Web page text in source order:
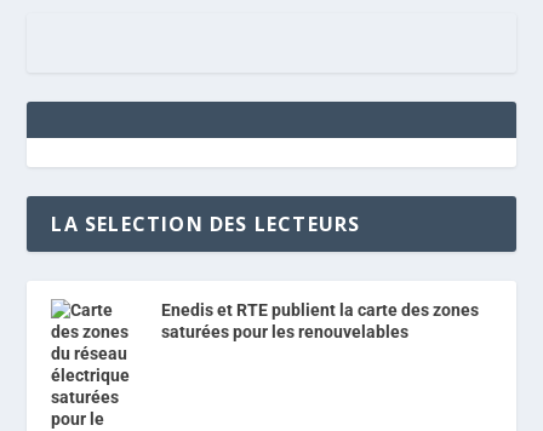
LA SELECTION DES LECTEURS
Enedis et RTE publient la carte des zones
saturées pour les renouvelables